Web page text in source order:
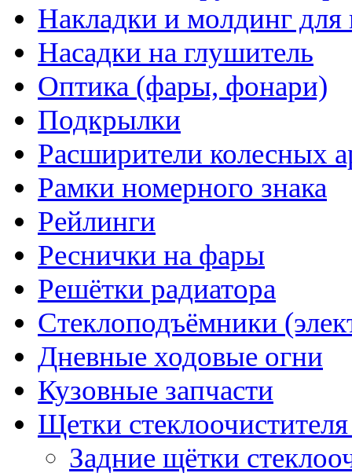
Накладки и молдинг для
Насадки на глушитель
Оптика (фары, фонари)
Подкрылки
Расширители колесных
Рамки номерного знака
Рейлинги
Реснички на фары
Решётки радиатора
Стеклоподъёмники
Дневные ходовые огни
Кузовные запчасти
Щетки
Задние щётки